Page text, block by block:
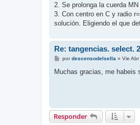
2. Se prolonga la cuerda
3. Con centro en C y radio
solución. Eligiendo el que
Re: tangencias. select.
M
n
pordescensodelsella» Vie
Muchas gracias, me habeis
Responder